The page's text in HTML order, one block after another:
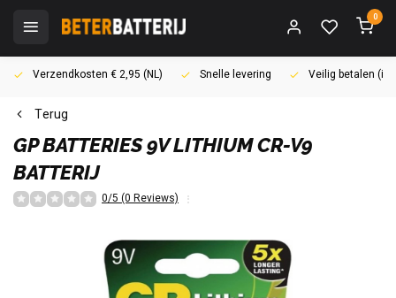
0
Verzendkosten € 2,95 (NL) Snelle levering Veilig betalen
Terug
GP BATTERIES9V LITHIUM CR-V9
BATTERIJ
0/5 (0 Reviews)